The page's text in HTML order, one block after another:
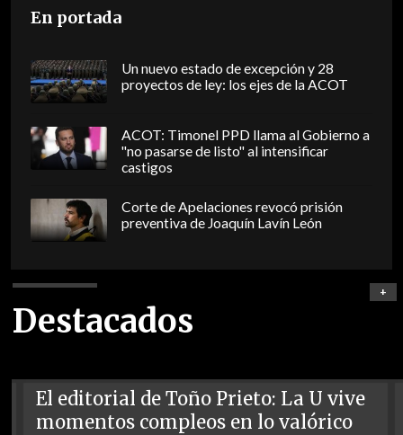
En portada
Un nuevo estado de excepción y 28
proyectos de ley: los ejes de la ACOT
ACOT: Timonel PPD llama al Gobierno a
"no pasarse de listo" al intensificar
castigos
Corte de Apelaciones revocó prisión
preventiva de Joaquín Lavín León
Destacados
+
El editorial de Toño Prieto: La U vive
momentos compleos en lo valórico